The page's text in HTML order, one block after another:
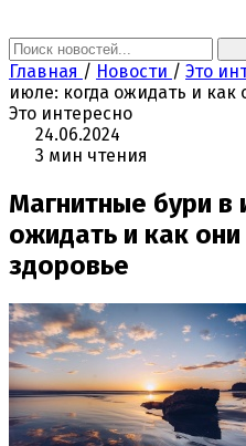
Главная / Новости / Это
июле: когда ожидать и
Это интересно
24.06.2024
3 мин чтения
Магнитные бури в
ожидать и как
здоровье